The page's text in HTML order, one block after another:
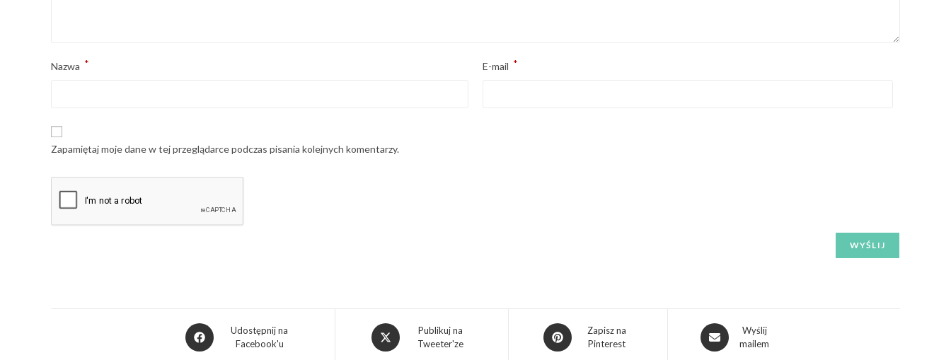
Nazwa * E-mail *
Zapamiętaj moje dane w tej przeglądarce podczas pisania kolejnych komentarzy.
Udostępnij na
Facebook'u
Publikuj na
Tweeter'ze
Zapisz na
Pinterest
Wyślij
mailem